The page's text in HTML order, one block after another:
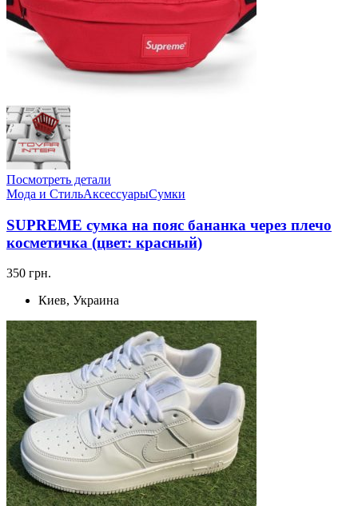
Посмотреть детали
Мода и СтильАксессуарыСумки
SUPREME сумка на пояс бананка через плечо
косметичка (цвет: красный)
350 грн.
Киев, Украина